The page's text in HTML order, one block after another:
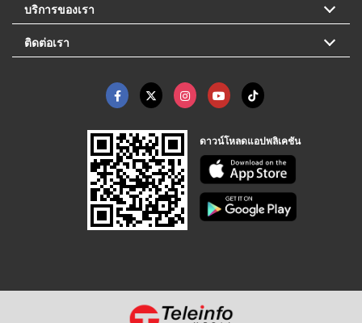
บริการของเรา
ติดต่อเรา
ดาวน์โหลดแอปพลิเคชัน